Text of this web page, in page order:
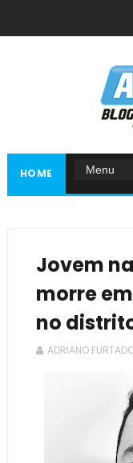
HOME
Jovem
morre
no
ADRIANO